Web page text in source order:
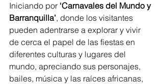
Iniciando por ‘Carnavales del Mundo y
Barranquilla’, donde los visitantes
pueden adentrarse a explorar y vivir
de cerca el papel de las fiestas en
diferentes culturas y lugares del
mundo, apreciando sus personajes,
bailes, música y las raíces africanas,